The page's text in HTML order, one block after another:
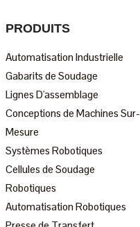
PRODUITS
Automatisation Industrielle
Gabarits de Soudage
Lignes D'assemblage
Conceptions de Machines Sur-
Mesure
Systèmes Robotiques
Cellules de Soudage
Robotiques
Automatisation Robotiques